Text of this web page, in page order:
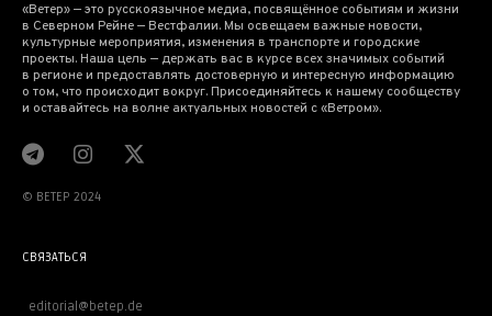
«Ветер» — это русскоязычное медиа, посвящённое событиям и жизни
в Северном Рейне — Вестфалии. Мы освещаем важные новости,
культурные мероприятия, изменения в транспорте и городские
проекты. Наша цель — держать вас в курсе всех значимых событий
в регионе и предоставлять достоверную и интересную информацию
о том, что происходит вокруг. Присоединяйтесь к нашему сообществу
и оставайтесь на волне актуальных новостей с «Ветром».
© BETEP 2024
СВЯЗАТЬСЯ
editorial@betep.de